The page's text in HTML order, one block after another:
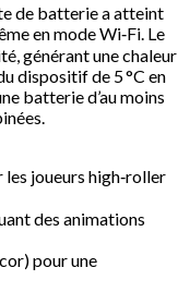
de batterie a atteint
en mode Wi‑Fi. Le
générant une chaleur
dispositif de 5 °C en
batterie d’au moins
joueurs high‑roller
des animations
pour une